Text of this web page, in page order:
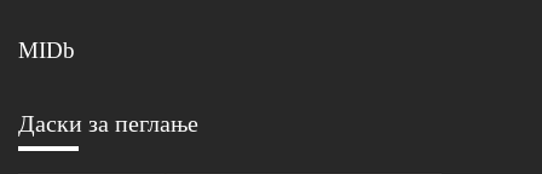
MIDb
Даски за пеглање